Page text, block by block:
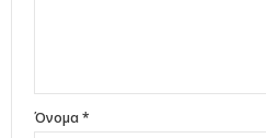
Όνομα *